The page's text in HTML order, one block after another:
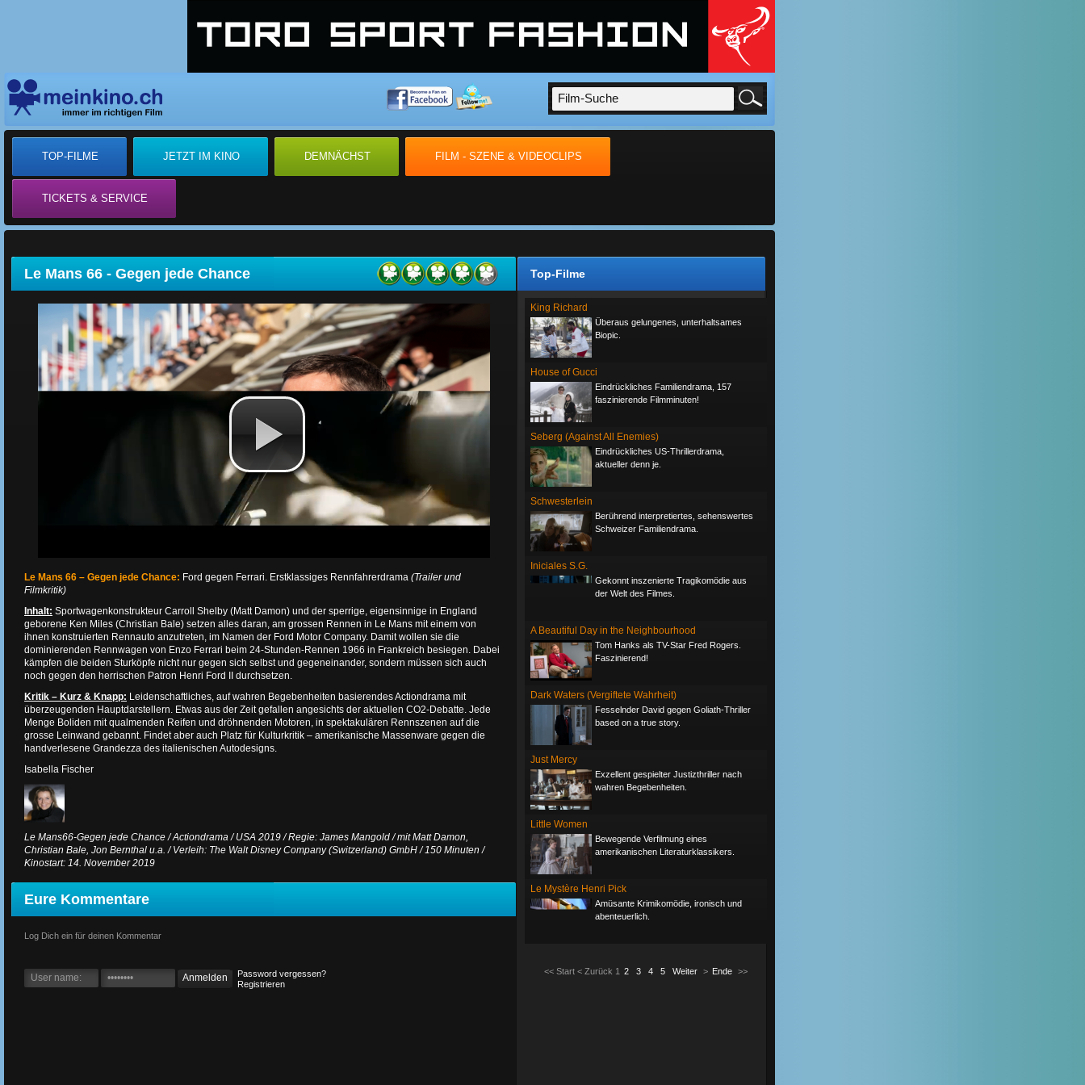
TOP-FILME JETZT IM KINO DEMNÄCHST FILM - SZENE & VIDEOCLIPS
TICKETS & SERVICE
Top-Filme
King Richard
Überaus gelungenes, unterhaltsames
Biopic.
House of Gucci
Eindrückliches Familiendrama, 157
faszinierende Filmminuten!
Seberg (Against All Enemies)
Eindrückliches US-Thrillerdrama,
aktueller denn je.
Schwesterlein
Berührend interpretiertes, sehenswertes
Schweizer Familiendrama.
Iniciales S.G.
Gekonnt inszenierte Tragikomödie aus
der Welt des Filmes.
A Beautiful Day in the Neighbourhood
Tom Hanks als TV-Star Fred Rogers.
Faszinierend!
Dark Waters (Vergiftete Wahrheit)
Fesselnder David gegen Goliath-Thriller
based on a true story.
Just Mercy
Exzellent gespielter Justizthriller nach
wahren Begebenheiten.
Little Women
Bewegende Verfilmung eines
amerikanischen Literaturklassikers.
Le Mystère Henri Pick
Amüsante Krimikomödie, ironisch und
abenteuerlich.
<< Start < Zurück 1 2 3 4 5 Weiter > Ende >>
Le Mans 66 - Gegen jede Chance
Le Mans 66 – Gegen jede Chance: Ford gegen Ferrari. Erstklassiges Rennfahrerdrama (Trailer und
Filmkritik)
Inhalt: Sportwagenkonstrukteur Carroll Shelby (Matt Damon) und der sperrige, eigensinnige in England
geborene Ken Miles (Christian Bale) setzen alles daran, am grossen Rennen in Le Mans mit einem von
ihnen konstruierten Rennauto anzutreten, im Namen der Ford Motor Company. Damit wollen sie die
dominierenden Rennwagen von Enzo Ferrari beim 24-Stunden-Rennen 1966 in Frankreich besiegen. Dabei
kämpfen die beiden Sturköpfe nicht nur gegen sich selbst und gegeneinander, sondern müssen sich auch
noch gegen den herrischen Patron Henri Ford II durchsetzen.
Kritik – Kurz & Knapp: Leidenschaftliches, auf wahren Begebenheiten basierendes Actiondrama mit
überzeugenden Hauptdarstellern. Etwas aus der Zeit gefallen angesichts der aktuellen CO2-Debatte. Jede
Menge Boliden mit qualmenden Reifen und dröhnenden Motoren, in spektakulären Rennszenen auf die
grosse Leinwand gebannt. Findet aber auch Platz für Kulturkritik – amerikanische Massenware gegen die
handverlesene Grandezza des italienischen Autodesigns.
Isabella Fischer
Le Mans66-Gegen jede Chance / Actiondrama / USA 2019 / Regie: James Mangold / mit Matt Damon,
Christian Bale, Jon Bernthal u.a. / Verleih: The Walt Disney Company (Switzerland) GmbH / 150 Minuten /
Kinostart: 14. November 2019
Eure Kommentare
Log Dich ein für deinen Kommentar
Password vergessen?
Registrieren